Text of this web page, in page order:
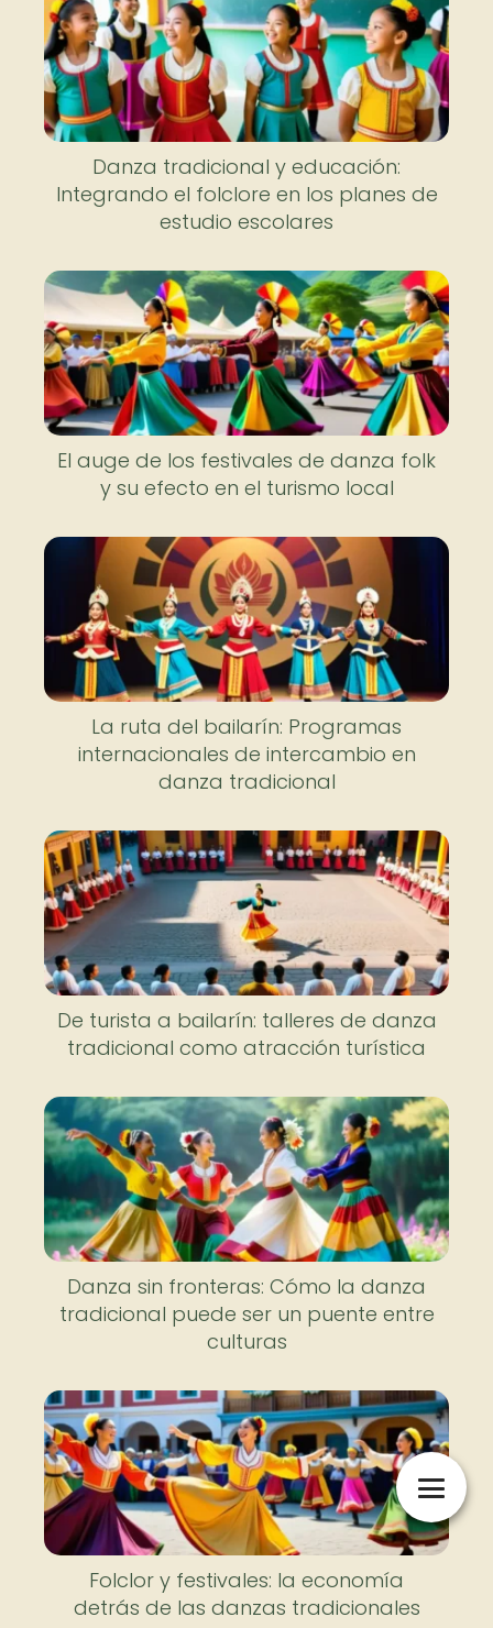
Danza tradicional y educación:
Integrando el folclore en los planes de
estudio escolares
El auge de los festivales de danza folk
y su efecto en el turismo local
La ruta del bailarín: Programas
internacionales de intercambio en
danza tradicional
De turista a bailarín: talleres de danza
tradicional como atracción turística
Danza sin fronteras: Cómo la danza
tradicional puede ser un puente entre
culturas
Folclor y festivales: la economía
detrás de las danzas tradicionales